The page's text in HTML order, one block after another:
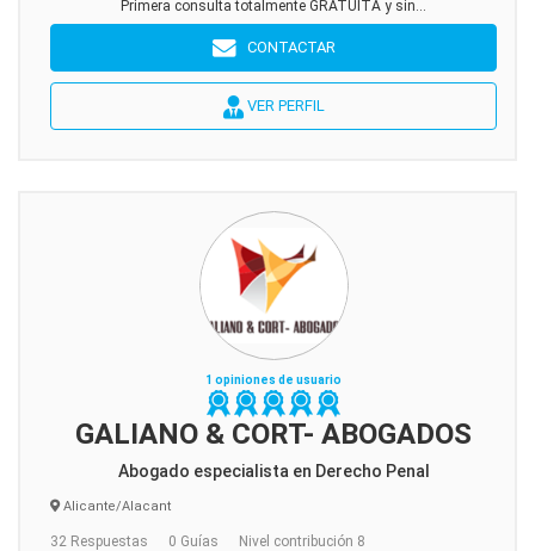
Primera consulta totalmente GRATUITA y sin...
CONTACTAR
VER PERFIL
1 opiniones de usuario
GALIANO & CORT- ABOGADOS
Abogado especialista en Derecho Penal
Alicante/Alacant
32 Respuestas 0 Guías Nivel contribución 8